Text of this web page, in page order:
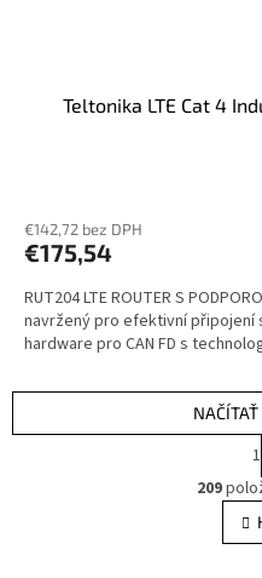
Teltonika LTE Cat 4
€142,72 bez DPH
€175,54
RUT204 LTE ROUTER S
navržený pro efektivní
hardware pro CAN FD s
1
209